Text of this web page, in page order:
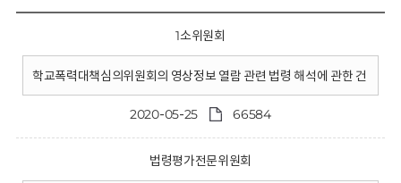
1소위원회
학교폭력대책심의위원회의 영상정보 열람 관련 법령 해석에 관한 건
2020-05-25 66584
법령평가전문위원회